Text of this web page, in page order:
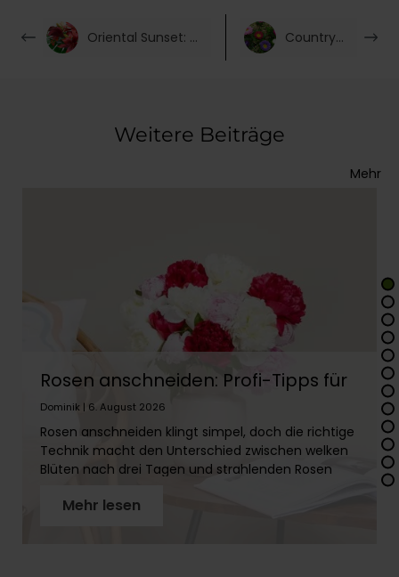
Oriental Sunset: Exquisite Blumenarrangements für Ihr Zuhause Country Cottage
Weitere Beiträge
Mehr
Rosen anschneiden: Profi-Tipps für
lange Frische
Dominik | 6. August 2026
Rosen anschneiden klingt simpel, doch die richtige
Technik macht den Unterschied zwischen welken
Blüten nach drei Tagen und strahlenden Rosen
Schritt für Schritt, wie Du Rosenstiele richtig
Mehr lesen